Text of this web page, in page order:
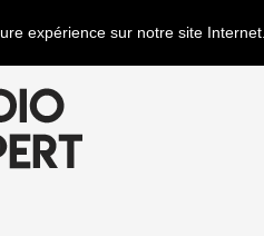
expérience sur notre site Internet.